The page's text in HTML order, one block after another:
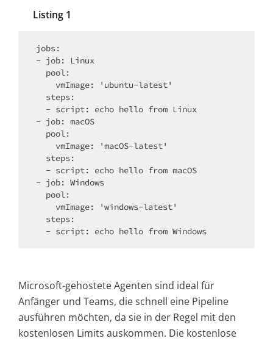
Listing 1
jobs:
- job: Linux
- job: macOS
- job: Windows
Microsoft-gehostete Agenten sind ideal für
Anfänger und Teams, die schnell eine Pipeline
ausführen möchten, da sie in der Regel mit den
kostenlosen Limits auskommen. Die kostenlose